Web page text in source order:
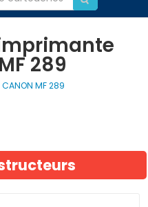
289
CANON MF 289